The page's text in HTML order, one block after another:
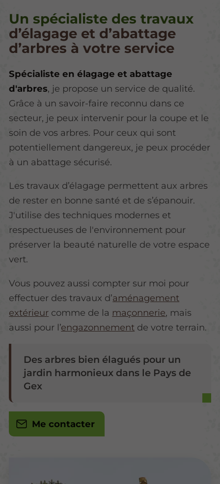
Un spécialiste des travaux
d’élagage et d’abattage
d’arbres à votre service
Spécialiste en élagage et abattage
d'arbres, je propose un service de qualité.
Grâce à un savoir-faire reconnu dans ce
secteur, je peux intervenir pour la coupe et le
soin de vos arbres. Pour ceux qui sont
potentiellement dangereux, je peux procéder
à un abattage sécurisé.
Les travaux d’élagage permettent aux arbres
de rester en bonne santé et de s’épanouir.
J'utilise des techniques modernes et
respectueuses de l'environnement pour
préserver la beauté naturelle de votre espace
vert.
Vous pouvez aussi compter sur moi pour
effectuer des travaux d’aménagement
extérieur comme de la maçonnerie, mais
aussi pour l’engazonnement de votre terrain.
Des arbres bien élagués pour un
jardin harmonieux dans le Pays de
Gex
Me contacter